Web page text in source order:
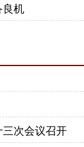
良机
次会议召开